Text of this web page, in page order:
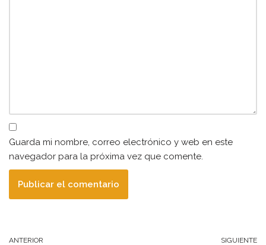
Guarda mi nombre, correo electrónico y web en este
navegador para la próxima vez que comente.
ANTERIOR SIGUIENTE